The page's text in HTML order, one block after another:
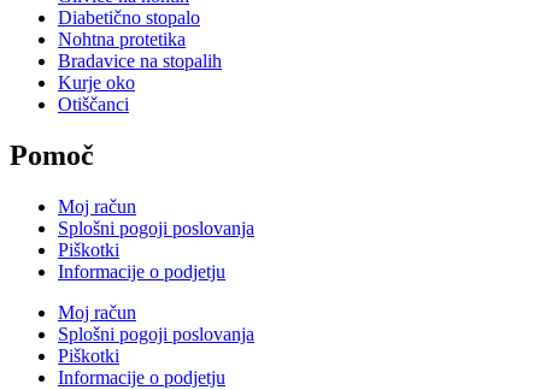
Diabetično stopalo
Nohtna protetika
Bradavice na stopalih
Kurje oko
Otiščanci
Pomoč
Moj račun
Splošni pogoji poslovanja
Piškotki
Informacije o podjetju
Moj račun
Splošni pogoji poslovanja
Piškotki
Informacije o podjetju